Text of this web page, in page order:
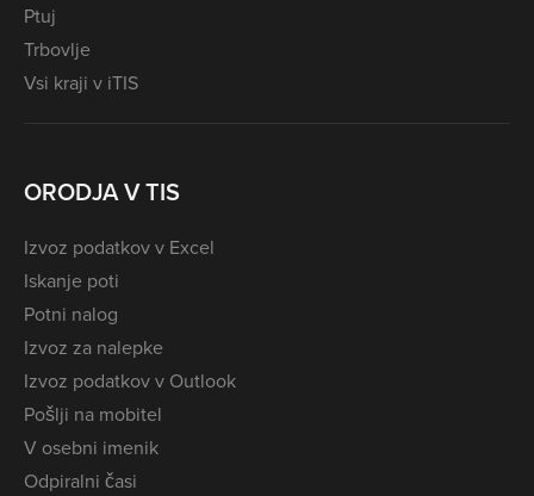
Ptuj
Trbovlje
Vsi kraji v iTIS
ORODJA V TIS
Izvoz podatkov v Excel
Iskanje poti
Potni nalog
Izvoz za nalepke
Izvoz podatkov v Outlook
Pošlji na mobitel
V osebni imenik
Odpiralni časi